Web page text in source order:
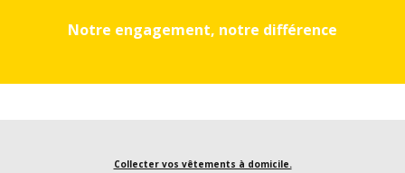
Notre engagement, notre différence
Collecter vos vêtements à domicile.